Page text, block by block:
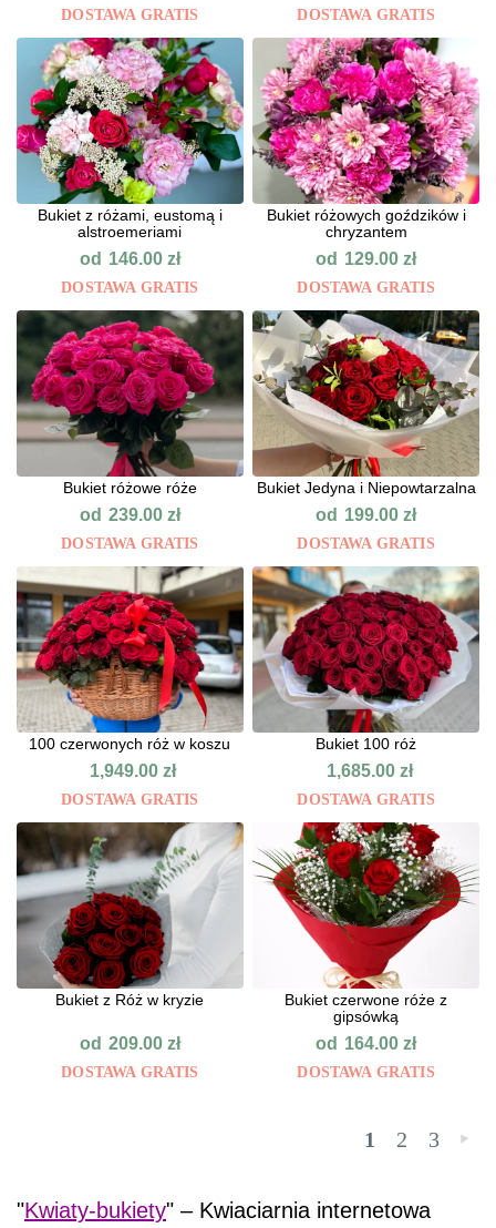
DOSTAWA GRATIS DOSTAWA GRATIS
Bukiet z różami, eustomą i
alstroemeriami
od 146.00 zł
DOSTAWA GRATIS
Bukiet różowych goździków i
chryzantem
od 129.00zł
DOSTAWA GRATIS
Bukiet różowe róże
od 239.00 zł
DOSTAWA GRATIS
Bukiet Jedyna i Niepowtarzalna
od 199.00zł
DOSTAWA GRATIS
100 czerwonych róż w koszu
1,949.00zł
DOSTAWA GRATIS
Bukiet 100 róż
1,685.00 zł
DOSTAWA GRATIS
Bukiet z Róż w kryzie
od 209.00 zł
DOSTAWA GRATIS
Bukiet czerwone róże z
gipsówką
od 164.00zł
DOSTAWA GRATIS
1 2 3 »
"Kwiaty-bukiety" – Kwiaciarnia internetowa